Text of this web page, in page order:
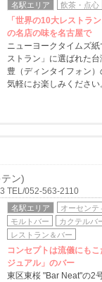
名駅エリア 飲茶・点心
「世界の10大レストラ
の名店の味を名古屋で
ニューヨークタイムズ
ストラン」に選ばれた
豊（ディンタイフォン）
気軽にお楽しみください
ン)
TEL/052-563-2110
名駅エリア
オーセンテ
モルトバー
カクテルバ
レストラン＆バー
コンセプトは流儀にも
ジュアル」のバー
東区東桜 "Bar Neat"の2